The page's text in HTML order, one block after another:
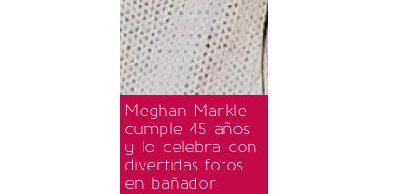
Meghan Markle
cumple 45 años
y lo celebra con
divertidas fotos
en bañador